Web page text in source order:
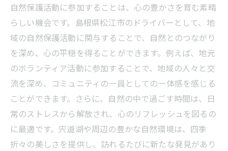
自然保護活動に参加することは、心の豊かさを育む素晴
らしい機会です。島根県松江市のドライバーとして、地
域の自然保護活動に関与することで、自然とのつながり
を深め、心の平穏を得ることができます。例えば、地元
のボランティア活動に参加することで、地域の人々と交
流を深め、コミュニティの一員としての一体感を感じる
ことができます。さらに、自然の中で過ごす時間は、日
常のストレスから解放され、心のリフレッシュを図るの
に最適です。宍道湖や周辺の豊かな自然環境は、四季
折々の美しさを提供し、訪れるたびに新たな発見があり